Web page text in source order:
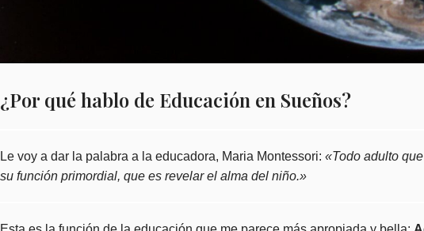
¿Por qué hablo de Educación en Sueños?
Le voy a dar la palabra a la educadora, Maria Montessori: «Todo adulto
su función primordial, que es revelar el alma del niño.»